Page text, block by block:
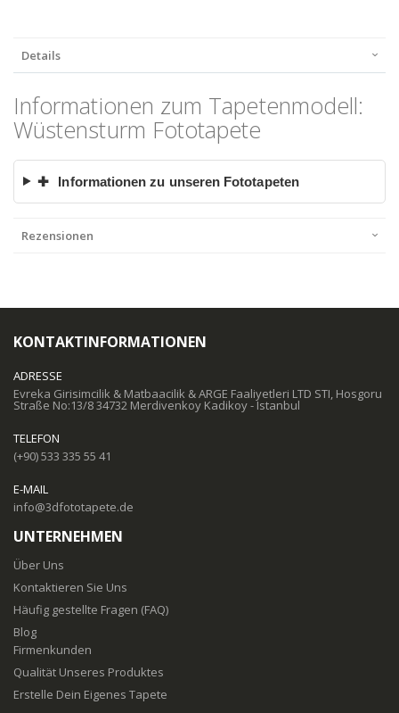
Details
Informationen zum Tapetenmodell:
Wüstensturm Fototapete
✚ Informationen zu unseren Fototapeten
Rezensionen
KONTAKTINFORMATIONEN
ADRESSE
Evreka Girisimcilik & Matbaacilik & ARGE Faaliyetleri LTD STI, Hosgoru
Straße No:13/8 34732 Merdivenkoy Kadikoy - Istanbul
TELEFON
(+90) 533 335 55 41
E-MAIL
info@3dfototapete.de
UNTERNEHMEN
Über Uns
Kontaktieren Sie Uns
Häufig gestellte Fragen (FAQ)
Blog
Firmenkunden
Qualität Unseres Produktes
Erstelle Dein Eigenes Tapete